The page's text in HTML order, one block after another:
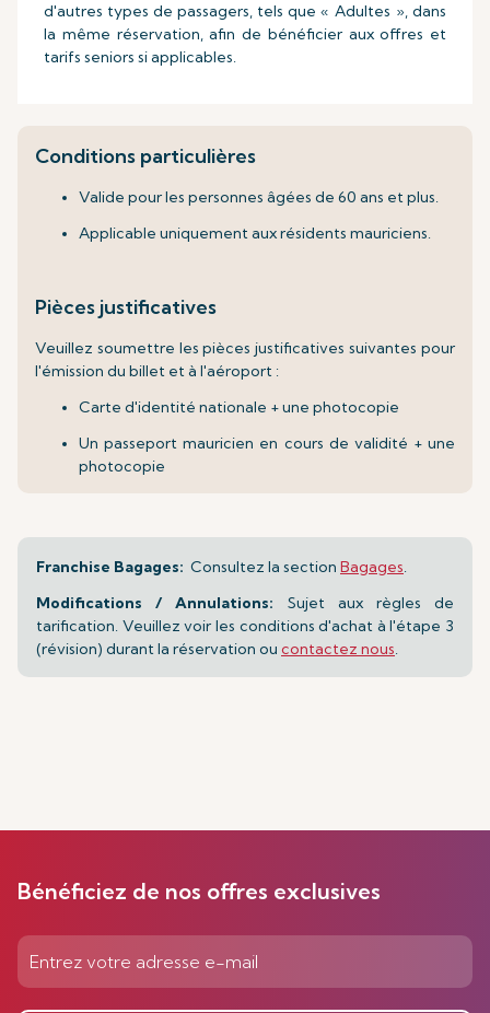
d'autres types de passagers, tels que « Adultes », dans
la même réservation, afin de bénéficier aux offres et
tarifs seniors si applicables.
Conditions particulières
Valide pour les personnes âgées de 60 ans et plus.
Applicable uniquement aux résidents mauriciens.
Pièces justificatives
Veuillez soumettre les pièces justificatives suivantes pour
l'émission du billet et à l'aéroport :
Carte d'identité nationale + une photocopie
Un passeport mauricien en cours de validité + une
photocopie
Franchise Bagages: Consultez la section Bagages.
Modifications / Annulations: Sujet aux règles de
tarification. Veuillez voir les conditions d'achat à l'étape 3
(révision) durant la réservation ou contactez nous.
Bénéficiez de nos offres exclusives